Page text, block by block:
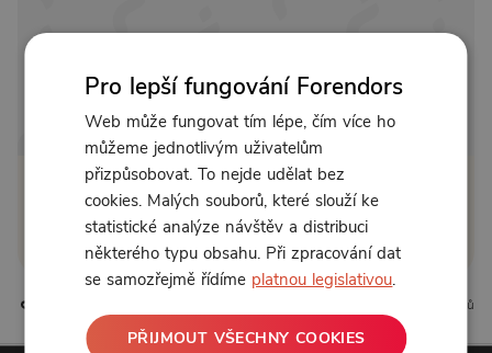
Od 155 Kč měsíčně
Klikněte pro odemčení
nebo sepřihlaste
0 komentářů
Pro lepší fungování Forendors
Web může fungovat tím lépe, čím více ho
můžeme jednotlivým uživatelům
přizpůsobovat. To nejde udělat bez
cookies. Malých souborů, které slouží ke
statistické analýze návštěv a distribuci
některého typu obsahu. Při zpracování dat
se samozřejmě řídíme platnou legislativou.
PŘIJMOUT VŠECHNY COOKIES